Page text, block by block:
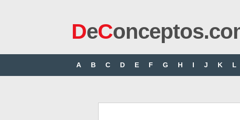
DeC
A B C D E F G H I J K L